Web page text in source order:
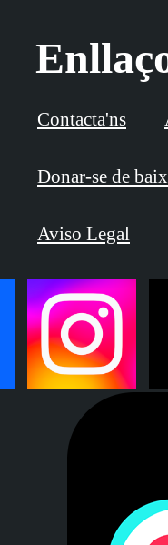
Contacta'ns
Donar-se de
Aviso Legal